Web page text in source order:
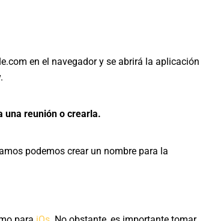
en el navegador y se abrirá la aplicación
una reunión o crearla.
podemos crear un nombre para la